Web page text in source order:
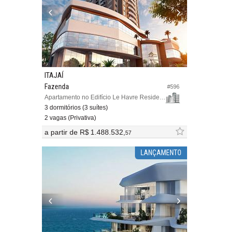
#596
ITAJAÍ
Fazenda
Apartamento no Edifício Le Havre Residence
3 dormitórios (3 suítes)
2 vagas (Privativa)
a partir de R$ 1.488.532,57
LANÇAMENTO